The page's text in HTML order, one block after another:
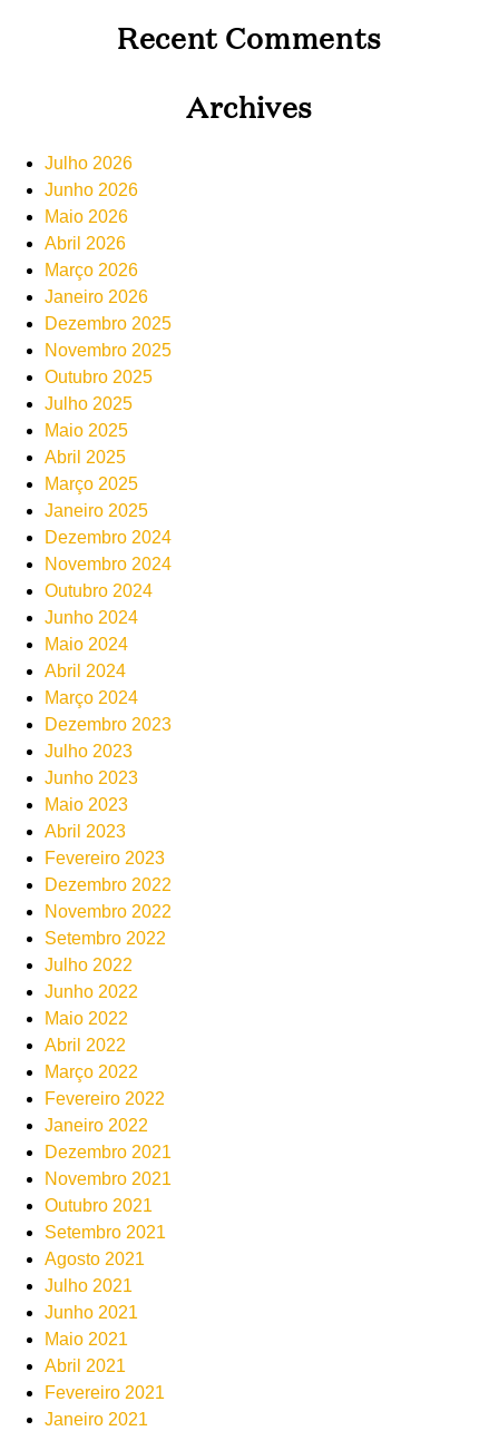
Recent Comments
Archives
Julho 2026
Junho 2026
Maio 2026
Abril 2026
Março 2026
Janeiro 2026
Dezembro 2025
Novembro 2025
Outubro 2025
Julho 2025
Maio 2025
Abril 2025
Março 2025
Janeiro 2025
Dezembro 2024
Novembro 2024
Outubro 2024
Junho 2024
Maio 2024
Abril 2024
Março 2024
Dezembro 2023
Julho 2023
Junho 2023
Maio 2023
Abril 2023
Fevereiro 2023
Dezembro 2022
Novembro 2022
Setembro 2022
Julho 2022
Junho 2022
Maio 2022
Abril 2022
Março 2022
Fevereiro 2022
Janeiro 2022
Dezembro 2021
Novembro 2021
Outubro 2021
Setembro 2021
Agosto 2021
Julho 2021
Junho 2021
Maio 2021
Abril 2021
Fevereiro 2021
Janeiro 2021